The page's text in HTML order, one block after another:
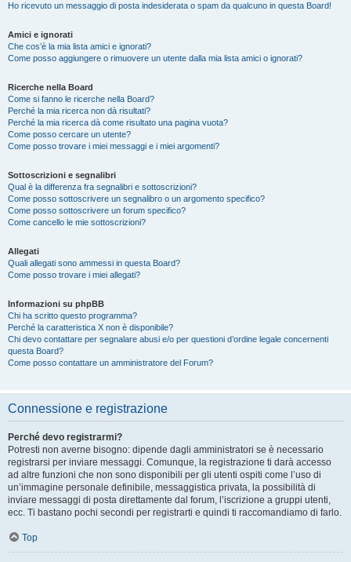
Ho ricevuto un messaggio di posta indesiderata o spam da qualcuno in questa Board!
Amici e ignorati
Che cos’è la mia lista amici e ignorati?
Come posso aggiungere o rimuovere un utente dalla mia lista amici o ignorati?
Ricerche nella Board
Come si fanno le ricerche nella Board?
Perché la mia ricerca non dà risultati?
Perché la mia ricerca dà come risultato una pagina vuota?
Come posso cercare un utente?
Come posso trovare i miei messaggi e i miei argomenti?
Sottoscrizioni e segnalibri
Qual è la differenza fra segnalibri e sottoscrizioni?
Come posso sottoscrivere un segnalibro o un argomento specifico?
Come posso sottoscrivere un forum specifico?
Come cancello le mie sottoscrizioni?
Allegati
Quali allegati sono ammessi in questa Board?
Come posso trovare i miei allegati?
Informazioni su phpBB
Chi ha scritto questo programma?
Perché la caratteristica X non è disponibile?
Chi devo contattare per segnalare abusi e/o per questioni d’ordine legale concernenti
questa Board?
Come posso contattare un amministratore del Forum?
Connessione e registrazione
Perché devo registrarmi?
Potresti non averne bisogno: dipende dagli amministratori se è necessario
registrarsi per inviare messaggi. Comunque, la registrazione ti darà accesso
ad altre funzioni che non sono disponibili per gli utenti ospiti come l’uso di
un’immagine personale definibile, messaggistica privata, la possibilità di
inviare messaggi di posta direttamente dal forum, l’iscrizione a gruppi utenti,
ecc. Ti bastano pochi secondi per registrarti e quindi ti raccomandiamo di farlo.
Top